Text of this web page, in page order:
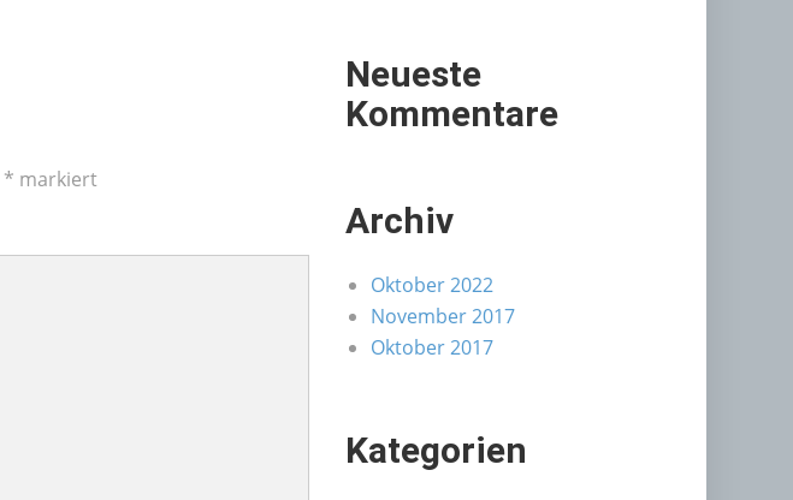
* markiert
Neueste
Kommentare
Archiv
Oktober 2022
November 2017
Oktober 2017
Kategorien